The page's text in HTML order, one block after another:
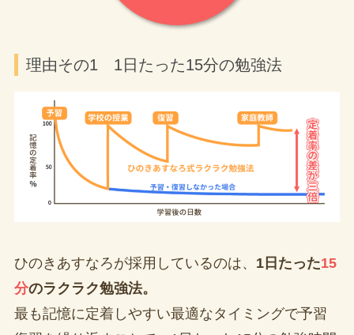
理由その1 1日たった15分の勉強法
ひのきあすなろが採用しているのは、 1日たった15
分のラクラク勉強法。
最も記憶に定着しやすい最適なタイミングで予習